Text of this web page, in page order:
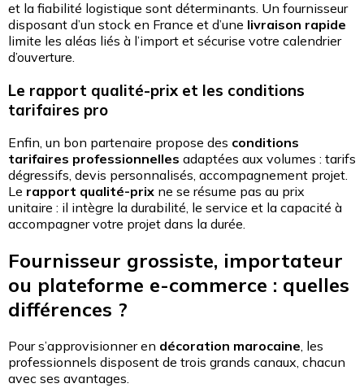
et la fiabilité logistique sont déterminants. Un fournisseur
disposant d’un stock en France et d’une livraison rapide
limite les aléas liés à l’import et sécurise votre calendrier
d’ouverture.
Le rapport qualité-prix et les conditions
tarifaires pro
Enfin, un bon partenaire propose des conditions
tarifaires professionnelles adaptées aux volumes : tarifs
dégressifs, devis personnalisés, accompagnement projet.
Le rapport qualité-prix ne se résume pas au prix
unitaire : il intègre la durabilité, le service et la capacité à
accompagner votre projet dans la durée.
Fournisseur grossiste, importateur
ou plateforme e-commerce : quelles
différences ?
Pour s’approvisionner en décoration marocaine, les
professionnels disposent de trois grands canaux, chacun
avec ses avantages.